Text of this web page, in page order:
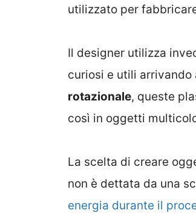
utilizzato per
Il designer utilizza
curiosi e utili
rotazionale, queste
così in oggetti
La scelta di creare
non è dettata da una
energia durante il